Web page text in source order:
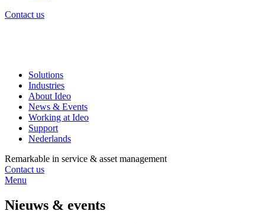
Contact us
Solutions
Industries
About Ideo
News & Events
Working at Ideo
Support
Nederlands
Remarkable in service & asset management
Contact us
Menu
Nieuws & events